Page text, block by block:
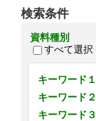
検索条件
資料種別
すべて選択
キーワード１
キーワード２
キーワード３